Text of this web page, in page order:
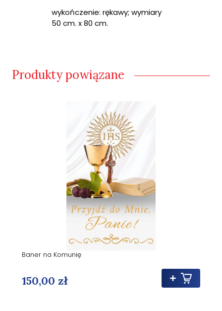
wykończenie: rękawy; wymiary
50 cm. x 80 cm.
Produkty powiązane
Baner na Komunię
150,00 zł